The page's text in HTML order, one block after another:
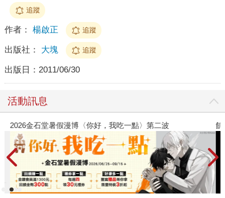
追蹤
作者： 楊啟正 追蹤
出版社： 大塊 追蹤
出版日： 2011/06/30
活動訊息
2026金石堂暑假漫博〈你好，我吃一點〉第二波 飢